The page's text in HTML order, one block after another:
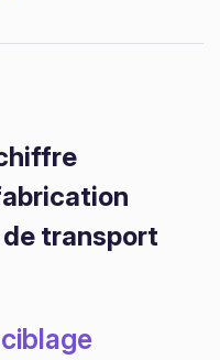
de transport